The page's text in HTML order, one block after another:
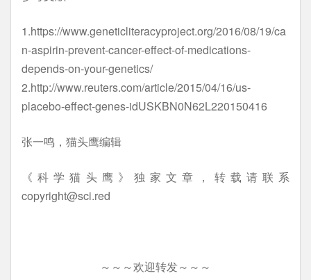
1.https://www.geneticliteracyproject.org/2016/08/19/ca
n-aspirin-prevent-cancer-effect-of-medications-
depends-on-your-genetics/
2.http://www.reuters.com/article/2015/04/16/us-
placebo-effect-genes-idUSKBN0N62L220150416
张一鸣，猫头鹰编辑
《科学猫头鹰》独家文章，转载请联系
copyright@sci.red
～～～欢迎转发～～～